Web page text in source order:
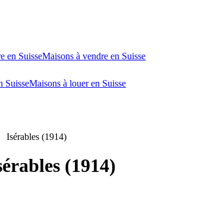
en SuisseMaisons à vendre en Suisse
SuisseMaisons à louer en Suisse
Isérables (1914)
(1914)